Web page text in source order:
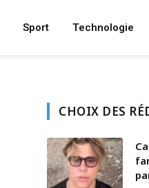
Sport Technologie
CHOIX DES